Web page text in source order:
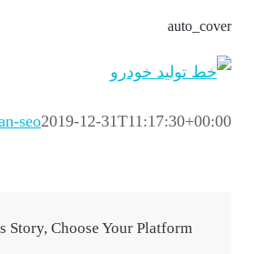
auto_cover
seo2019-12-31T11:17:30+00:00
Story, Choose Your Platform!